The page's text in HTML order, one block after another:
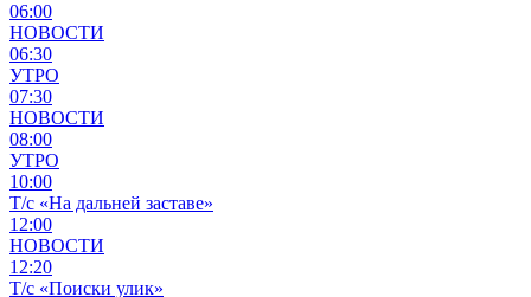
06:00
НОВОСТИ
06:30
УТРО
07:30
НОВОСТИ
08:00
УТРО
10:00
Т/с «На дальней заставе»
12:00
НОВОСТИ
12:20
Т/с «Поиски улик»